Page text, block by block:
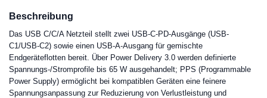
Beschreibung
Das USB C/C/A Netzteil stellt zwei USB-C-PD-Ausgänge (USB-
C1/USB-C2) sowie einen USB-A-Ausgang für gemischte
Endgeräteflotten bereit. Über Power Delivery 3.0 werden definierte
Spannungs-/Stromprofile bis 65 W ausgehandelt; PPS (Programmable
Power Supply) ermöglicht bei kompatiblen Geräten eine feinere
Spannungsanpassung zur Reduzierung von Verlustleistung und